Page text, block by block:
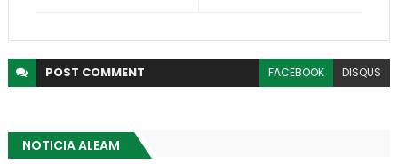
POST COMMENT FACEBOOK DISQUS
NOTICIA ALEAM